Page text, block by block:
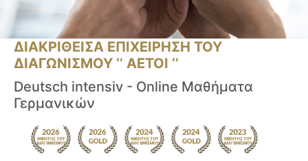
ΔΙΑΚΡΙΘΕΙΣΑ ΕΠΙΧΕΙΡΗΣΗ ΤΟΥ
ΔΙΑΓΩΝΙΣΜΟΥ ‘’ ΑΕΤΟΙ ‘’
Deutsch intensiv - Online Μαθήματα
Γερμανικών